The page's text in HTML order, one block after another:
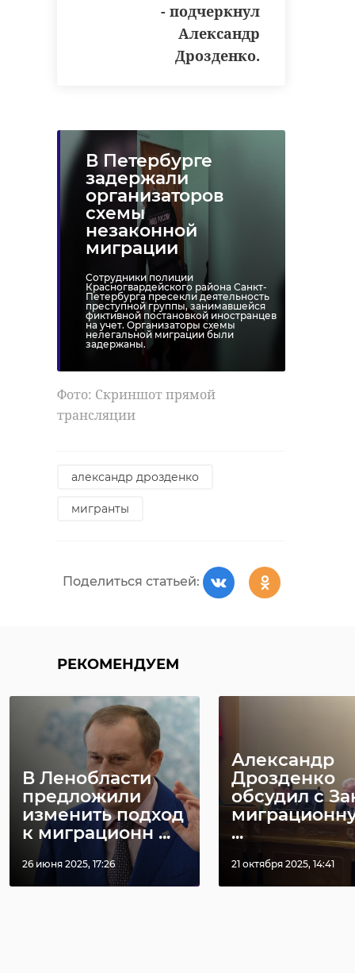
- подчеркнул
Александр
Дрозденко.
В Петербурге
задержали
организаторов
схемы
незаконной
миграции
Сотрудники полиции
Красногвардейского района Санкт-
Петербурга пресекли деятельность
преступной группы, занимавшейся
фиктивной постановкой иностранцев
на учет. Организаторы схемы
нелегальной миграции были
задержаны.
Фото: Скриншот прямой
трансляции
александр дрозденко
мигранты
Поделиться статьей:
РЕКОМЕНДУЕМ
В Ленобласти
предложили
изменить подход
к миграционн ...
26 июня 2025, 17:26
Александр
Дрозденко
обсудил с
...
21 октября 2025, 14:41